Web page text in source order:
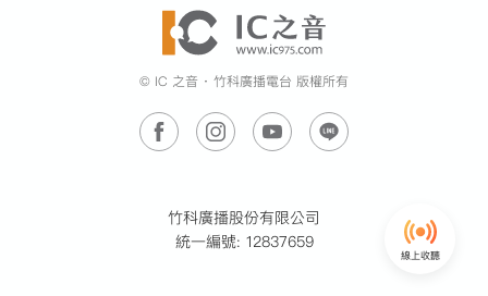
線上收聽
© IC 之音 ‧ 竹科廣播電台 版權所有
竹科廣播股份有限公司
統一編號: 12837659